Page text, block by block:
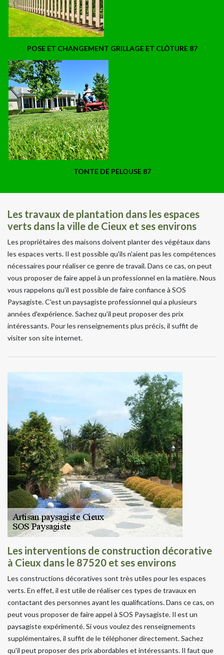
POSE ET CHANGEMENT GRILLAGE ET CLÔTURE 87
TONTE DE PELOUSE 87
Les travaux de plantation dans les espaces
verts dans la ville de Cieux et ses environs
Les propriétaires des maisons doivent planter des végétaux dans
les espaces verts. Il est possible qu'ils n'aient pas les compétences
nécessaires pour réaliser ce genre de travail. Dans ce cas, on peut
vous proposer de faire appel à un professionnel en la matière. Nous
vous rappelons qu'il est possible de faire confiance à SOS
Paysagiste. C'est un paysagiste professionnel qui a plusieurs
années d'expérience. Sachez qu'il peut proposer des prix
intéressants. Pour les renseignements plus précis, il suffit de
visiter son site internet.
Les interventions de construction décorative
à Cieux dans le 87520 et ses environs
Les constructions décoratives sont très utiles pour les espaces
verts. En effet, il est utile de réaliser ces types de travaux en
contactant des personnes ayant les qualifications. Dans ce cas, on
peut vous proposer de faire appel à SOS Paysagiste. Il est un
paysagiste expérimenté. Si vous voulez des renseignements
supplémentaires, il suffit de le téléphoner directement. Sachez
qu'il peut proposer des prix abordables et intéressants. Il faut que